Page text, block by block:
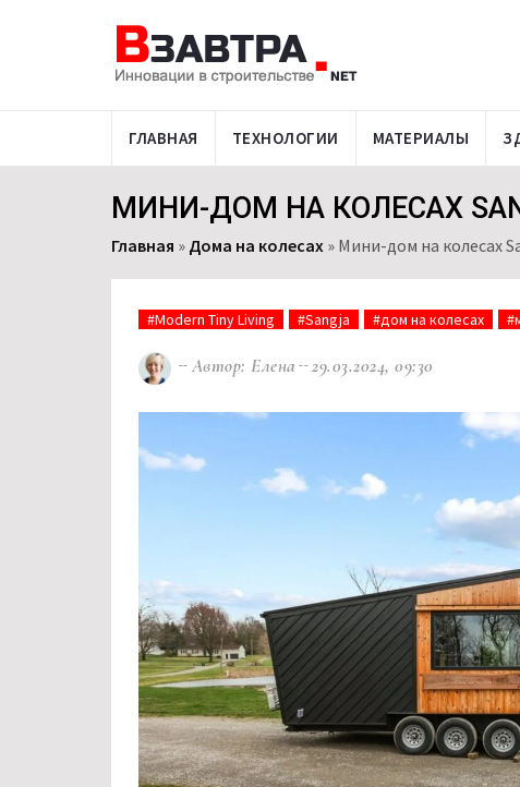
ГЛАВНАЯ ТЕХНОЛОГИИ МАТЕРИАЛЫ
МИНИ-ДОМ НА КОЛЕСАХ
Главная » Дома на колесах » Мини-дом на колесах
#Modern Tiny Living #Sangja #дом на колесах
Автор: Елена 29.03.2024, 09:30